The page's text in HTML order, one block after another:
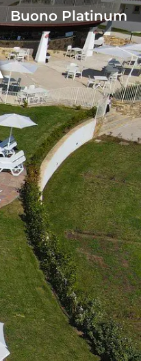
Buono Platinum